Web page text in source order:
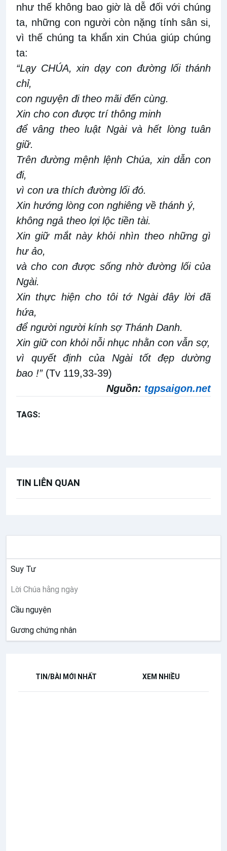
như thế không bao giờ là dễ đối với chúng
ta, những con người còn nặng tính sân si,
vì thế chúng ta khẩn xin Chúa giúp chúng
ta:
“Lạy CHÚA, xin dạy con đường lối thánh
chỉ,
con nguyện đi theo mãi đến cùng.
Xin cho con được trí thông minh
để vâng theo luật Ngài và hết lòng tuân
giữ.
Trên đường mệnh lệnh Chúa, xin dẫn con
đi,
vì con ưa thích đường lối đó.
Xin hướng lòng con nghiêng về thánh ý,
không ngả theo lợi lộc tiền tài.
Xin giữ mắt này khỏi nhìn theo những gì
hư ảo,
và cho con được sống nhờ đường lối của
Ngài.
Xin thực hiện cho tôi tớ Ngài đây lời đã
hứa,
để người người kính sợ Thánh Danh.
Xin giữ con khỏi nỗi nhục nhằn con vẫn sợ,
vì quyết định của Ngài tốt đẹp dường
bao !” (Tv 119,33-39)
Nguồn: tgpsaigon.net
TAGS:
TIN LIÊN QUAN
Suy Tư
Lời Chúa hằng ngày
Cầu nguyện
Gương chứng nhân
TIN/BÀI MỚI NHẤT XEM NHIỀU